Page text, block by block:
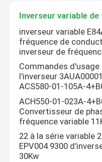
Visite d'usine
Contrôle de qualité
Contactez-nous
Demandez une
Inverseur variable
inverseur variable
fréquence de
inverseur de
Commandes
l'inverseur
ACS580-01-105A-
ACH550-01-023A-
Convertisseur de
fréquence variable
22 à la série variable
EPV004 9300
30Kw